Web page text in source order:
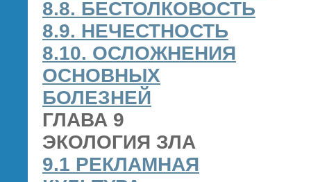
8.8. БЕСТОЛКОВОСТЬ
8.9. НЕЧЕСТНОСТЬ
8.10. ОСЛОЖНЕНИЯ
ОСНОВНЫХ
БОЛЕЗНЕЙ
ГЛАВА 9
ЭКОЛОГИЯ ЗЛА
9.1 РЕКЛАМНАЯ